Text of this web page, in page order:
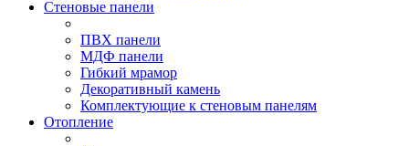
Стеновые панели
ПВХ панели
МДФ панели
Гибкий мрамор
Декоративный камень
Комплектующие к стеновым панелям
Отопление